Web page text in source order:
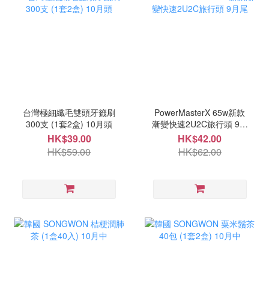
台灣極細纖毛雙頭牙籤刷
300支 (1套2盒) 10月頭
HK$39.00
HK$59.00
PowerMasterX 65w新款
漸變快速2U2C旅行頭 9月
尾
HK$42.00
HK$62.00